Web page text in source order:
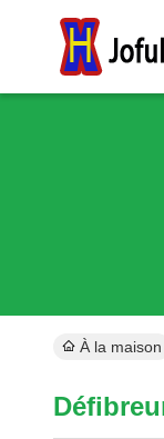
À la maison